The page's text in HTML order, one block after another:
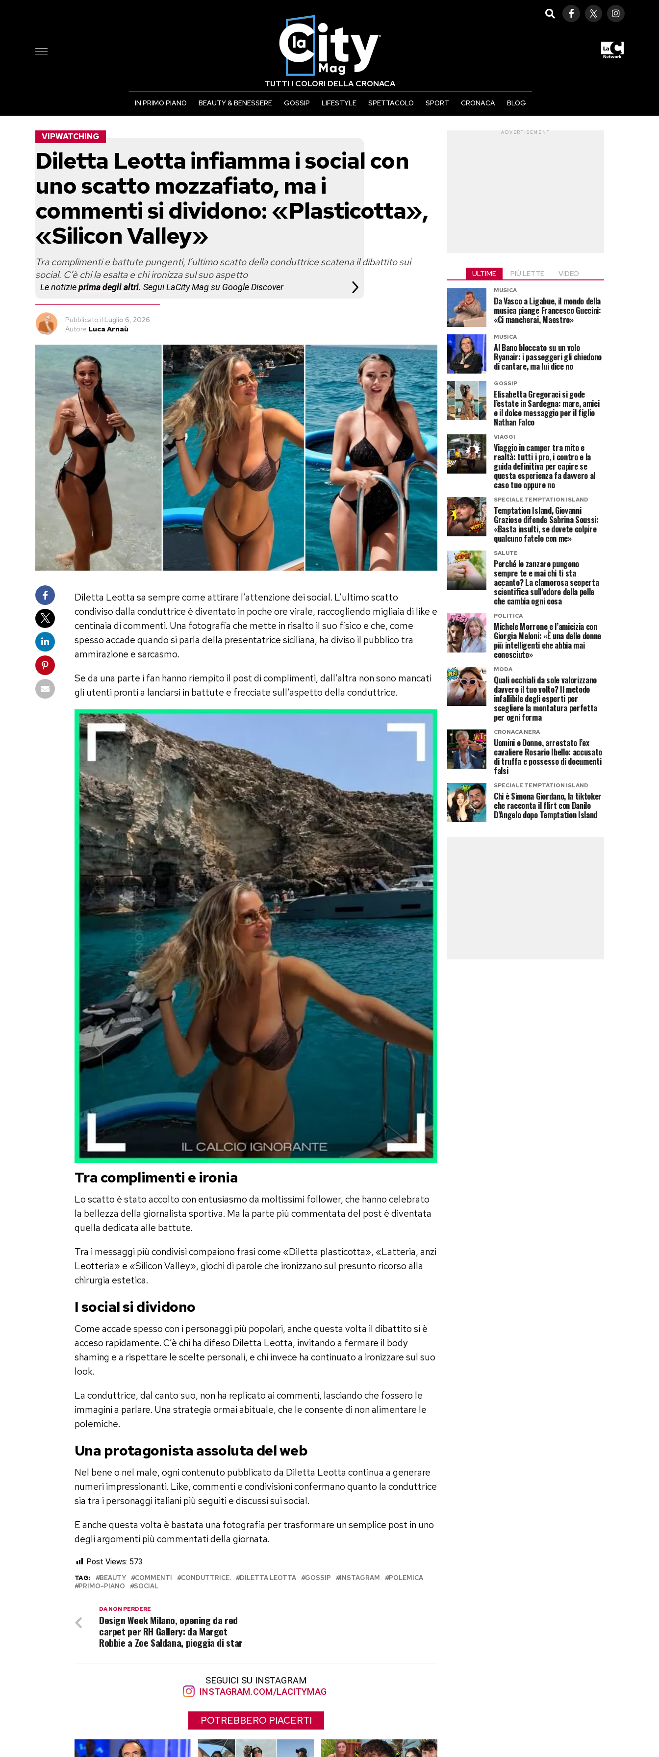
TUTTI I COLORI DELLA CRONACA
IN PRIMO PIANO BEAUTY & BENESSERE GOSSIP LIFESTYLE SPETTACOLO SPORT CRONACA BLOG
VIPWATCHING
Diletta Leotta infiamma i social con
uno scatto mozzafiato, ma i
commenti si dividono: «Plasticotta»,
«Silicon Valley»
Tra complimenti e battute pungenti, l’ultimo scatto della conduttrice scatena il dibattito sui
social. C’è chi la esalta e chi ironizza sul suo aspetto
Le notizieprima degli altri. Segui LaCity Mag su Google Discover
Pubblicato il Luglio 6, 2026
Autore Luca Arnaù
Diletta Leotta sa sempre come attirare l’attenzione dei social. L’ultimo scatto
condiviso dalla conduttrice è diventato in poche ore virale, raccogliendo migliaia di like e
centinaia di commenti. Una fotografia che mette in risalto il suo fisico e che, come
spesso accade quando si parla della presentatrice siciliana, ha diviso il pubblico tra
ammirazione e sarcasmo.
Se da una parte i fan hanno riempito il post di complimenti, dall’altra non sono mancati
gli utenti pronti a lanciarsi in battute e frecciate sull’aspetto della conduttrice.
Tra complimenti e ironia
Lo scatto è stato accolto con entusiasmo da moltissimi follower, che hanno celebrato
la bellezza della giornalista sportiva. Ma la parte più commentata del post è diventata
quella dedicata alle battute.
Tra i messaggi più condivisi compaiono frasi come «Diletta plasticotta», «Latteria, anzi
Leotteria» e «Silicon Valley», giochi di parole che ironizzano sul presunto ricorso alla
chirurgia estetica.
I social si dividono
Come accade spesso con i personaggi più popolari, anche questa volta il dibattito si è
acceso rapidamente. C’è chi ha difeso Diletta Leotta, invitando a fermare il body
shaming e a rispettare le scelte personali, e chi invece ha continuato a ironizzare sul suo
look.
La conduttrice, dal canto suo, non ha replicato ai commenti, lasciando che fossero le
immagini a parlare. Una strategia ormai abituale, che le consente di non alimentare le
polemiche.
Una protagonista assoluta del web
Nel bene o nel male, ogni contenuto pubblicato da Diletta Leotta continua a generare
numeri impressionanti. Like, commenti e condivisioni confermano quanto la conduttrice
sia tra i personaggi italiani più seguiti e discussi sui social.
E anche questa volta è bastata una fotografia per trasformare un semplice post in uno
degli argomenti più commentati della giornata.
Post Views: 573
TAG: BEAUTY COMMENTI CONDUTTRICE. DILETTA LEOTTA GOSSIP INSTAGRAM
POLEMICA
PRIMO-PIANO
SOCIAL
DA NON PERDERE
Design Week Milano, opening da red
carpet per RH Gallery: da Margot
Robbie a Zoe Saldana, pioggia di star
SEGUICI SU INSTAGRAM
INSTAGRAM.COM/LACITYMAG
POTREBBERO PIACERTI
ADVERTISEMENT
ULTIME PIÙ LETTE VIDEO
MUSICA
Da Vasco a Ligabue, il mondo della
musica piange Francesco Guccini:
«Ci mancherai, Maestro»
MUSICA
Al Bano bloccato su un volo
Ryanair: i passeggeri gli chiedono
di cantare, ma lui dice no
GOSSIP
Elisabetta Gregoraci si gode
l’estate in Sardegna: mare, amici
e il dolce messaggio per il figlio
Nathan Falco
VIAGGI
Viaggio in camper tra mito e
realtà: tutti i pro, i contro e la
guida definitiva per capire se
questa esperienza fa davvero al
caso tuo oppure no
SPECIALE TEMPTATION ISLAND
Temptation Island, Giovanni
Grazioso difende Sabrina Soussi:
«Basta insulti, se dovete colpire
qualcuno fatelo con me»
SALUTE
Perché le zanzare pungono
sempre te e mai chi ti sta
accanto? La clamorosa scoperta
scientifica sull’odore della pelle
che cambia ogni cosa
POLITICA
Michele Morrone e l’amicizia con
Giorgia Meloni: «È una delle donne
più intelligenti che abbia mai
conosciuto»
MODA
Quali occhiali da sole valorizzano
davvero il tuo volto? Il metodo
infallibile degli esperti per
scegliere la montatura perfetta
per ogni forma
CRONACA NERA
Uomini e Donne, arrestato l’ex
cavaliere Rosario Ibello: accusato
di truffa e possesso di documenti
falsi
SPECIALE TEMPTATION ISLAND
Chi è Simona Giordano, la tiktoker
che racconta il flirt con Danilo
D’Angelo dopo Temptation Island